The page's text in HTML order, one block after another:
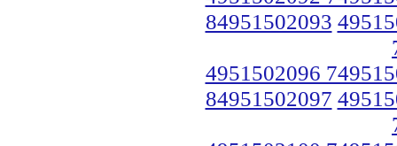
84951502093
4951502096
84951502097